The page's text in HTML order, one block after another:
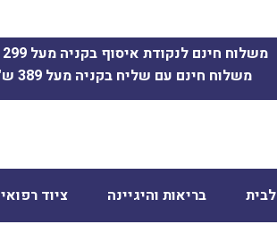
משלוח חינם לנקודת איסוף בקניה מעל 299 ש"ח
משלוח חינם עם שליח בקניה מעל 389 ש"ח
לבית בריאות והיגיינה ציוד רפואי